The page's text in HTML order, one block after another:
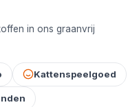
in ons graanvrij
Kattenspeelgoed